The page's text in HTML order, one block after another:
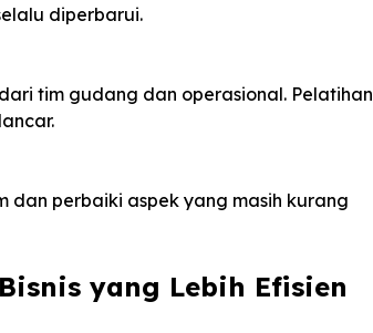
diperbarui.
tim gudang dan operasional. Pelatihan
perbaiki aspek yang masih kurang
yang Lebih Efisien